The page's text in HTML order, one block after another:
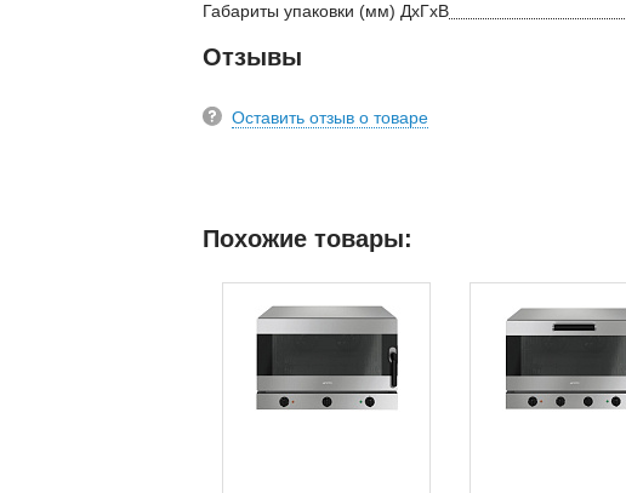
Габариты упаковки (мм) ДхГхВ
Отзывы
Оставить отзыв о товаре
Похожие товары: